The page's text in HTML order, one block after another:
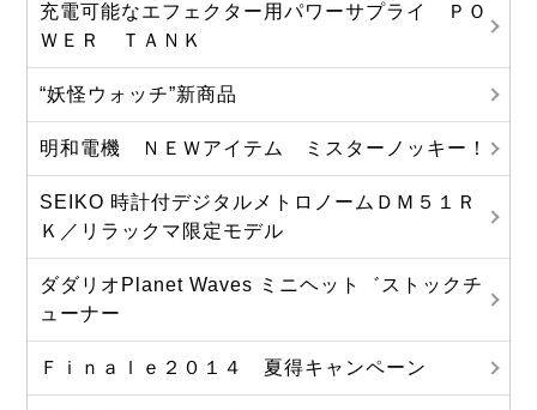
充電可能なエフェクター用パワーサプライ ＰＯ
ＷＥＲ ＴＡＮＫ
“妖怪ウォッチ”新商品
明和電機 ＮＥＷアイテム ミスターノッキー！
SEIKO 時計付デジタルメトロノームＤＭ５１Ｒ
Ｋ／リラックマ限定モデル
ダダリオPlanet Waves ミニヘット゛ストックチ
ューナー
Ｆｉｎａｌｅ２０１４ 夏得キャンペーン